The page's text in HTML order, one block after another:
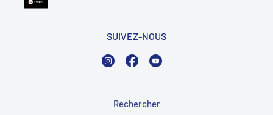
SUIVEZ-NOUS
InstagramFacebook
Rechercher